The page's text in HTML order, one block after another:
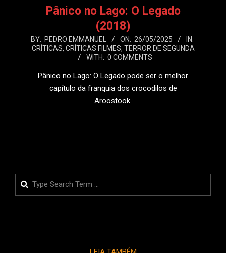
Pânico no Lago: O Legado
(2018)
2025-
05-
BY: PEDRO EMMANUEL ON: 26/05/2025
IN:
CRÍTICAS, CRÍTICAS FILMES, TERROR DE SEGUNDA
WITH: 0 COMMENTS
Pânico no Lago: O Legado pode ser o melhor
capítulo da franquia dos crocodilos de
Aroostook.
Search